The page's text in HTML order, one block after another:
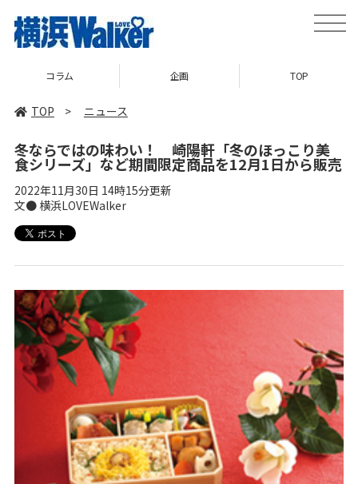
toggle
コラム 企画 TOP
TOP > ニュース
冬ならではの味わい！ 崎陽軒「冬のほっこり美
食シリーズ」など期間限定商品を12月1日から販売
2022年11月30日 14時15分更新
文● 横浜LOVEWalker